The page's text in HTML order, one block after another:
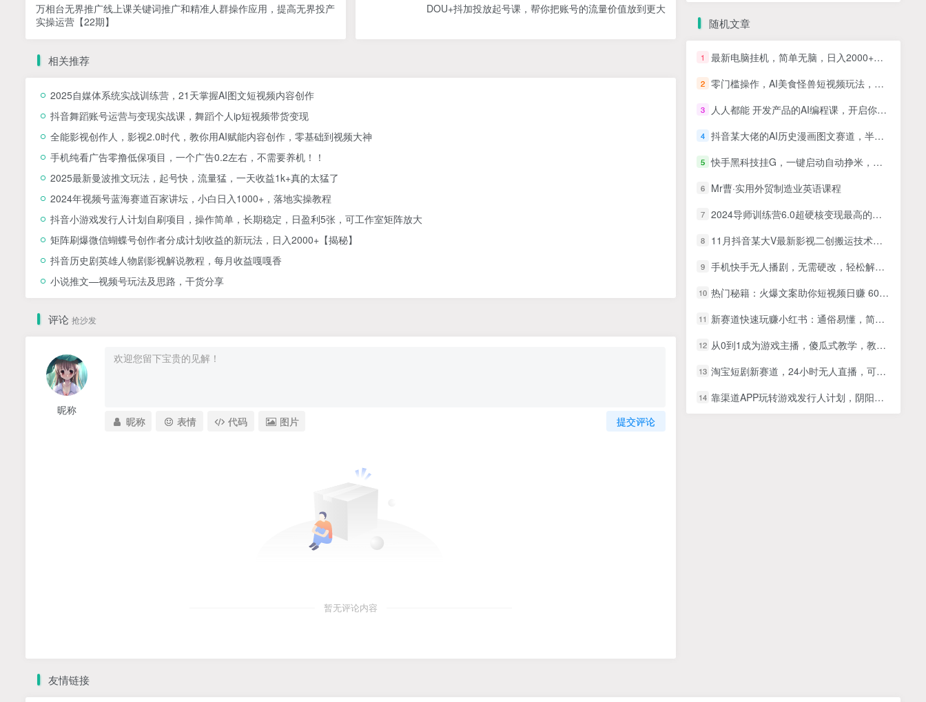
万相台无界推广线上课关键词推广和精准人群操作应用，提高无界投产
实操运营【22期】
DOU+抖加投放起号课，帮你把账号的流量价值放到更大
相关推荐
2025自媒体系统实战训练营，21天掌握AI图文短视频内容创作
抖音舞蹈账号运营与变现实战课，舞蹈个人ip短视频带货变现
全能影视创作人，影视2.0时代，教你用AI赋能内容创作，​零基础到视频大神
手机纯看广告零撸低保项目，一个广告0.2左右，不需要养机！！
2025最新曼波推文玩法，起号快，流量猛，一天收益1k+真的太猛了
2024年视频号蓝海赛道百家讲坛，小白日入1000+，落地实操教程
抖音小游戏发行人计划自刷项目，操作简单，长期稳定，日盈利5张，可工作室矩阵放大
矩阵刷爆微信蝴蝶号创作者分成计划收益的新玩法，日入2000+【揭秘】
抖音历史剧英雄人物剧影视解说教程，每月收益嘎嘎香
小说推文—视频号玩法及思路，干货分享
评论 抢沙发
昵称
提交评论
昵称 表情 代码 图片
暂无评论内容
随机文章
1 最新电脑挂机，简单无脑，日入2000+适合新手小白个人可矩阵，工作室模…
2 零门槛操作，AI美食怪兽短视频玩法，月入过万新手也能做！
3 人人都能 开发产品的AI编程课，开启你的ChatGPT编程的奇妙之旅
4 抖音某大佬的AI历史漫画图文赛道，半个小时更一条，邪修过伙伴计划，日入300+
5 快手黑科技挂G，一键启动自动挣米，无任何难度，轻松日入30—1张+【揭秘】
6 Mr曹·实用外贸制造业英语课程
7 2024导师训练营6.0超硬核变现最高的项目，高达月收益10W+
8 11月抖音某大V最新影视二创搬运技术，洗稿不违规，收费298
9 手机快手无人播剧，无需硬改，轻松解决版权问题，小白轻松日入5000+
10 热门秘籍：火爆文案助你短视频日赚 600+(附素材)
11 新赛道快速玩赚小红书：通俗易懂，简单直观，涨粉变现（35节课）
12 从0到1成为游戏主播，傻瓜式教学，教授如何起号，掌握流量密码
13 淘宝短剧新赛道，24小时无人直播，可批量操作
14 靠渠道APP玩转游戏发行人计划，阴阳师手游日入300+，一个流量都没有照样轻松赚钱（详细教程）
友情链接